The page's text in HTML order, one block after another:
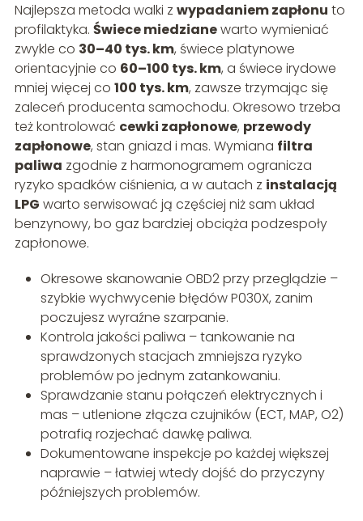
Najlepsza metoda walki z wypadaniem zapłonu to
profilaktyka. Świece miedzianewarto wymieniać
zwykle co 30–40 tys. km, świece platynowe
orientacyjnie co 60–100 tys. km, a świece irydowe
mniej więcej co 100 tys. km, zawsze trzymając się
zaleceń producenta samochodu. Okresowo trzeba
też kontrolować cewki zapłonowe, przewody
zapłonowe, stan gniazd i mas. Wymiana filtra
paliwa zgodnie z harmonogramem ogranicza
ryzyko spadków ciśnienia, a w autach z instalacją
LPG warto serwisować ją częściej niż sam układ
benzynowy, bo gaz bardziej obciąża podzespoły
zapłonowe.
Okresowe skanowanie OBD2 przy przeglądzie –
szybkie wychwycenie błędów P030X, zanim
poczujesz wyraźne szarpanie.
Kontrola jakości paliwa – tankowanie na
sprawdzonych stacjach zmniejsza ryzyko
problemów po jednym zatankowaniu.
Sprawdzanie stanu połączeń elektrycznych i
mas – utlenione złącza czujników (ECT, MAP, O2)
potrafią rozjechać dawkę paliwa.
Dokumentowane inspekcje po każdej większej
naprawie – łatwiej wtedy dojść do przyczyny
późniejszych problemów.